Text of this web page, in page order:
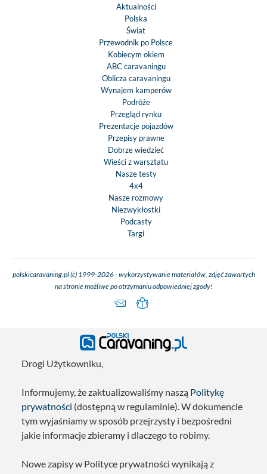
Aktualności
Polska
Świat
Przewodnik po Polsce
Kobiecym okiem
ABC caravaningu
Oblicza caravaningu
Wynajem kamperów
Podróże
Przegląd rynku
Prezentacje pojazdów
Przepisy prawne
Dobrze wiedzieć
Wieści z warsztatu
Nasze testy
4x4
Nasze rozmowy
Niezwykłostki
Podcasty
Targi
polskicaravaning.pl (c) 1999-2026 - wykorzystywanie materiałów, zdjęć zawartych
na stronie możliwe po otrzymaniu odpowiedniej zgody!
Drogi Użytkowniku,
Informujemy, że zaktualizowaliśmy naszą Politykę
prywatności (dostępną w regulaminie). W dokumencie
tym wyjaśniamy w sposób przejrzysty i bezpośredni
jakie informacje zbieramy i dlaczego to robimy.
Nowe zapisy w Polityce prywatności wynikają z